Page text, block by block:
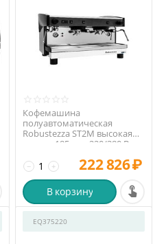
Кофемашина
полуавтоматическая
Robustezza ST2M высокая
группа 185 мм, 220/380 В
+
− 222 826₽
В корзину
EQ375220